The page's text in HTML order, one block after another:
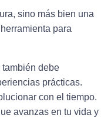
sino más bien una
para
debe
prácticas.
con el tiempo.
avanzas en tu vida y